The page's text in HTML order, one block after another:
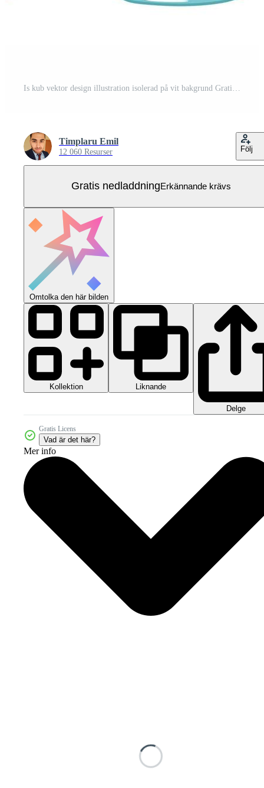
Timplaru Emil
12 060 Resurser Följ
Gratis nedladdningErkännande krävs
Omtolka den här bilden
Kollektion Liknande
Delge
Gratis Licens
Vad är det här?
Mer info